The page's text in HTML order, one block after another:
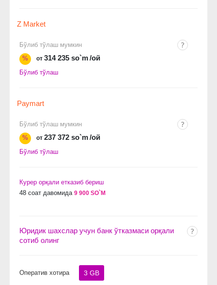
Z Market
Бўлиб тўлаш мумкин
%
от 314 235 so`m/ой
Бўлиб тўлаш
Paymart
Бўлиб тўлаш мумкин
%
от 237 372 so`m/ой
Бўлиб тўлаш
Курер орқали етказиб бериш
48 соат давомида 9 900 SO`M
Юридик шахслар учун банк ўтказмаси орқали
сотиб олинг
Оператив хотира 3 GB